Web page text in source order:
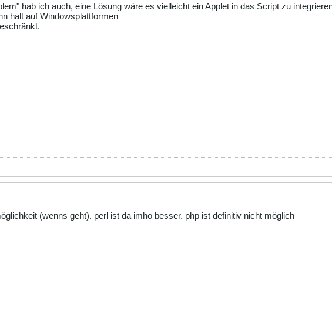
hab ich auch, eine Lösung wäre es vielleicht ein Applet in das Script zu
halt auf Windowsplattformen
(wenns geht). perl ist da imho besser. php ist definitiv nicht möglich